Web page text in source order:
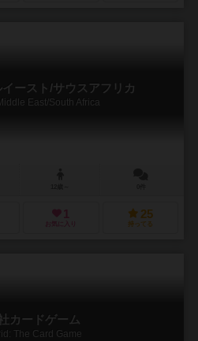
ースト/サウスアフリカ
East/South Africa
1
お気に入り
25
持ってる
カードゲーム
The Card Game